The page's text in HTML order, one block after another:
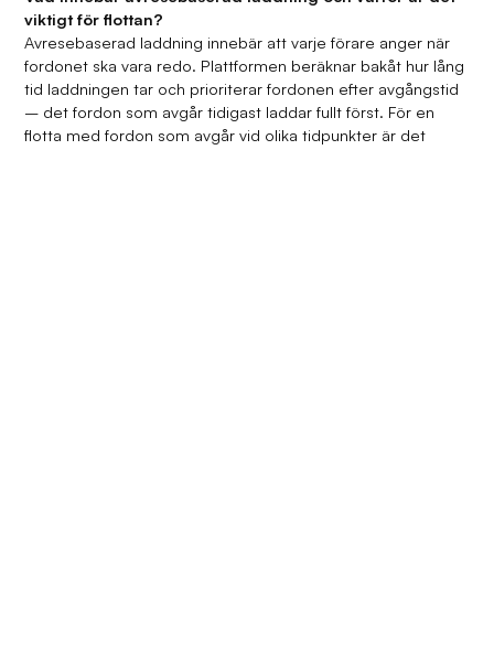
viktigt för flottan?
Avresebaserad laddning innebär att varje förare anger när
fordonet ska vara redo. Plattformen beräknar bakåt hur lång
tid laddningen tar och prioriterar fordonen efter avgångstid
– det fordon som avgår tidigast laddar fullt först. För en
flotta med fordon som avgår vid olika tidpunkter är det